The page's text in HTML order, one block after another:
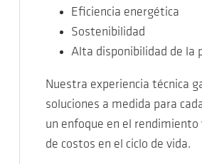
Eficiencia energética
Sostenibilidad
Alta disponibilidad de la
Nuestra experiencia técnica
soluciones a medida para
un enfoque en el rendimiento
de costos en el ciclo de vida.